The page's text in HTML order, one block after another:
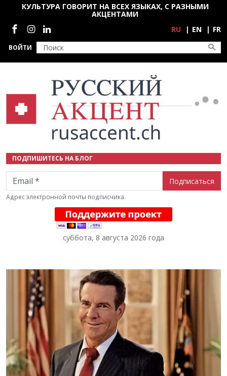
Перейти к основному содержанию
ВОЙТИ
КУЛЬТУРА ГОВОРИТ НА ВСЕХ ЯЗЫКАХ, С РАЗНЫМИ
АКЦЕНТАМИ
Социальные сети
RU EN FR
ПОДПИШИТЕСЬ НА БЛОГ
Email
Адрес электронной почты подписчика.
суббота, 8 августа 2026 года